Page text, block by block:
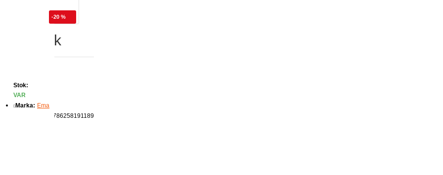
-20 %
Kapak
Stok:
VAR
Marka: Ema
9786258191189